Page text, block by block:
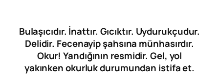
Bulaşıcıdır. İnattır. Gıcıktır. Uydurukçudur.
Delidir. Fecenayip şahsına münhasırdır.
Okur! Yandığının resmidir. Gel, yol
yakınken okurluk durumundan istifa et.